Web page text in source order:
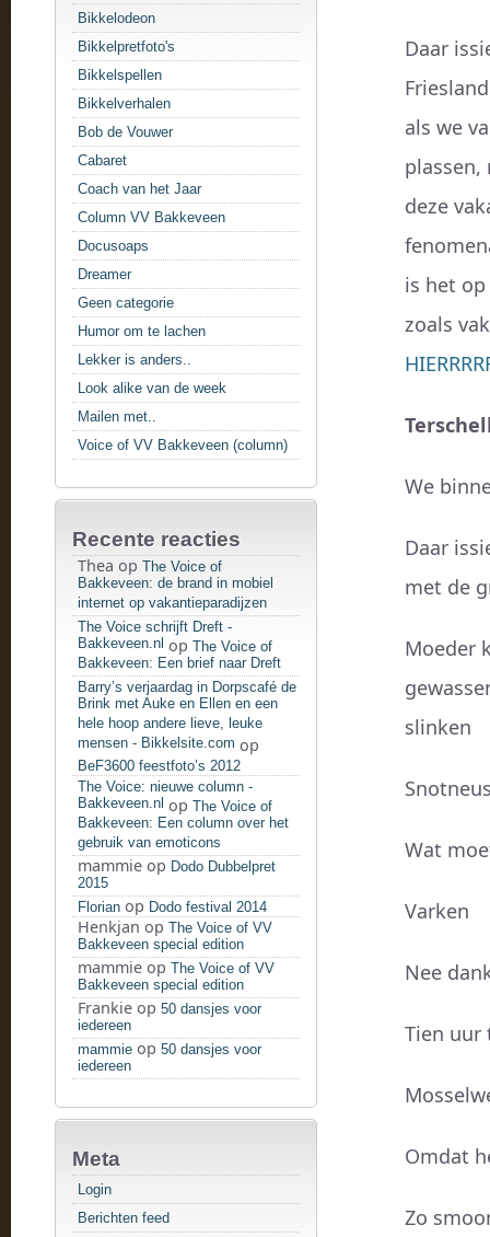
Bikkelodeon
Bikkelpretfoto's
Bikkelspellen
Bikkelverhalen
Bob de Vouwer
Cabaret
Coach van het Jaar
Column VV Bakkeveen
Docusoaps
Dreamer
Geen categorie
Humor om te lachen
Lekker is anders..
Look alike van de week
Mailen met..
Voice of VV Bakkeveen (column)
Recente reacties
Thea op The Voice of
Bakkeveen: de brand in mobiel
internet op vakantieparadijzen
The Voice schrijft Dreft -
Bakkeveen.nl op The Voice of
Bakkeveen: Een brief naar Dreft
Barry’s verjaardag in Dorpscafé de
Brink met Auke en Ellen en een
hele hoop andere lieve, leuke
mensen - Bikkelsite.com op
BeF3600 feestfoto’s 2012
The Voice: nieuwe column -
Bakkeveen.nl op The Voice of
Bakkeveen: Een column over het
gebruik van emoticons
mammie op Dodo Dubbelpret
2015
Florian op Dodo festival 2014
Henkjan op The Voice of VV
Bakkeveen special edition
mammie op The Voice of VV
Bakkeveen special edition
Frankie op 50 dansjes voor
iedereen
mammie op 50 dansjes voor
iedereen
Meta
Login
Berichten feed
Daar
als we
plassen,
deze
is het
zoals
We
Daar
met de
Moeder
slinken
Wat
Varken
Nee
Tien
Omdat
Zo